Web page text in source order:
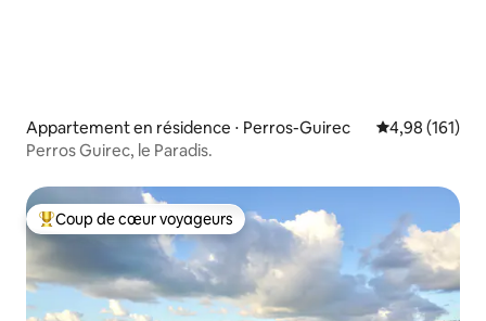
Appartement en résidence ⋅ Perros-Guirec Évaluation
4,98 (161)
Perros Guirec, le Paradis.
Coups de cœur voyageurs les plus appréciés
Coup de cœur voyageurs